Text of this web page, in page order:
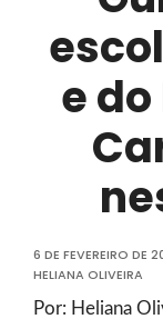
e
6 DE FEVEREIRO DE
HELIANA OLIVEIRA
Por: Heliana